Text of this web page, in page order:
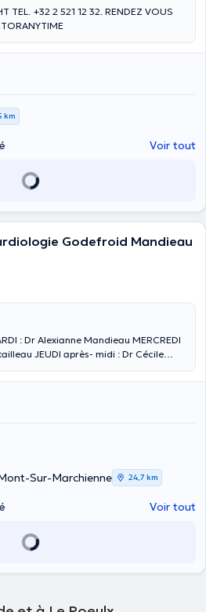
TEL. +32 2 521 12 32. RENDEZ VOUS
km
Voir tout
Godefroid Mandieau
: Dr Alexianne Mandieau MERCREDI
JEUDI après- midi : Dr Cécile
Sur-Marchienne 24,7 km
Voir tout